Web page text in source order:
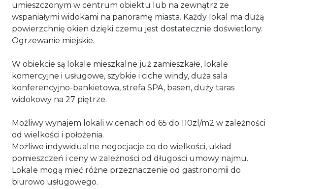
umieszczonym w centrum obiektu lub na zewnątrz ze
wspaniałymi widokami na panoramę miasta. Każdy lokal ma dużą
powierzchnię okien dzięki czemu jest dostatecznie doświetlony.
Ogrzewanie miejskie.
W obiekcie są lokale mieszkalne już zamieszkałe, lokale
komercyjne i usługowe, szybkie i ciche windy, duża sala
konferencyjno-bankietowa, strefa SPA, basen, duży taras
widokowy na 27 piętrze.
Możliwy wynajem lokali w cenach od 65 do 110zl/m2 w zależności
od wielkości i położenia.
Możliwe indywidualne negocjacje co do wielkości, układ
pomieszczeń i ceny w zależności od długości umowy najmu.
Lokale mogą mieć różne przeznaczenie od gastronomii do
biurowo usługowego.